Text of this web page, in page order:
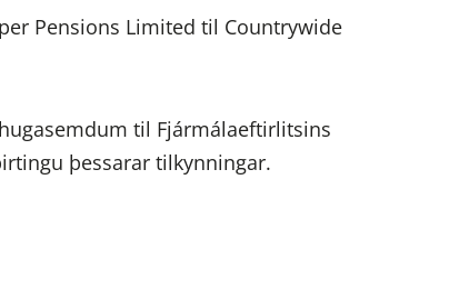
Pensions Limited til Countrywide
til Fjármálaeftirlitsins
þessarar tilkynningar.